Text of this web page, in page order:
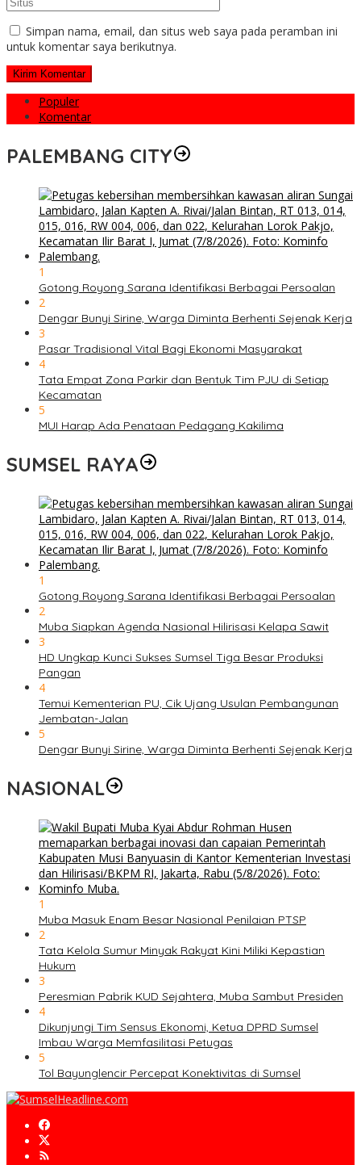
Simpan nama, email, dan situs web saya pada peramban ini
untuk komentar saya berikutnya.
Populer
Komentar
PALEMBANG CITY
1
Gotong Royong Sarana Identifikasi Berbagai Persoalan
2
Dengar Bunyi Sirine, Warga Diminta Berhenti Sejenak Kerja
3
Pasar Tradisional Vital Bagi Ekonomi Masyarakat
4
Tata Empat Zona Parkir dan Bentuk Tim PJU di Setiap
Kecamatan
5
MUI Harap Ada Penataan Pedagang Kakilima
SUMSEL RAYA
1
Gotong Royong Sarana Identifikasi Berbagai Persoalan
2
Muba Siapkan Agenda Nasional Hilirisasi Kelapa Sawit
3
HD Ungkap Kunci Sukses Sumsel Tiga Besar Produksi
Pangan
4
Temui Kementerian PU, Cik Ujang Usulan Pembangunan
Jembatan-Jalan
5
Dengar Bunyi Sirine, Warga Diminta Berhenti Sejenak Kerja
NASIONAL
1
Muba Masuk Enam Besar Nasional Penilaian PTSP
2
Tata Kelola Sumur Minyak Rakyat Kini Miliki Kepastian
Hukum
3
Peresmian Pabrik KUD Sejahtera, Muba Sambut Presiden
4
Dikunjungi Tim Sensus Ekonomi, Ketua DPRD Sumsel
Imbau Warga Memfasilitasi Petugas
5
Tol Bayunglencir Percepat Konektivitas di Sumsel